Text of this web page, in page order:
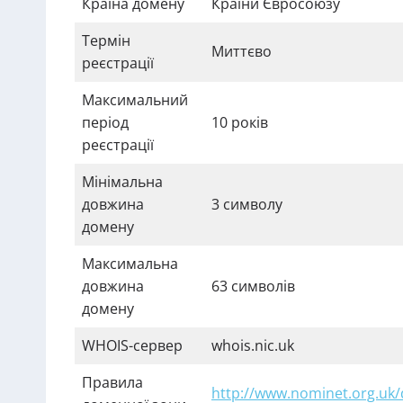
Термін
реєстрації
Миттєво
Максимальний
період
реєстрації
10 років
Мінімальна
довжина
домену
3 символу
Максимальна
довжина
домену
63 символів
WHOIS-сервер
whois.nic.uk
Правила
http://